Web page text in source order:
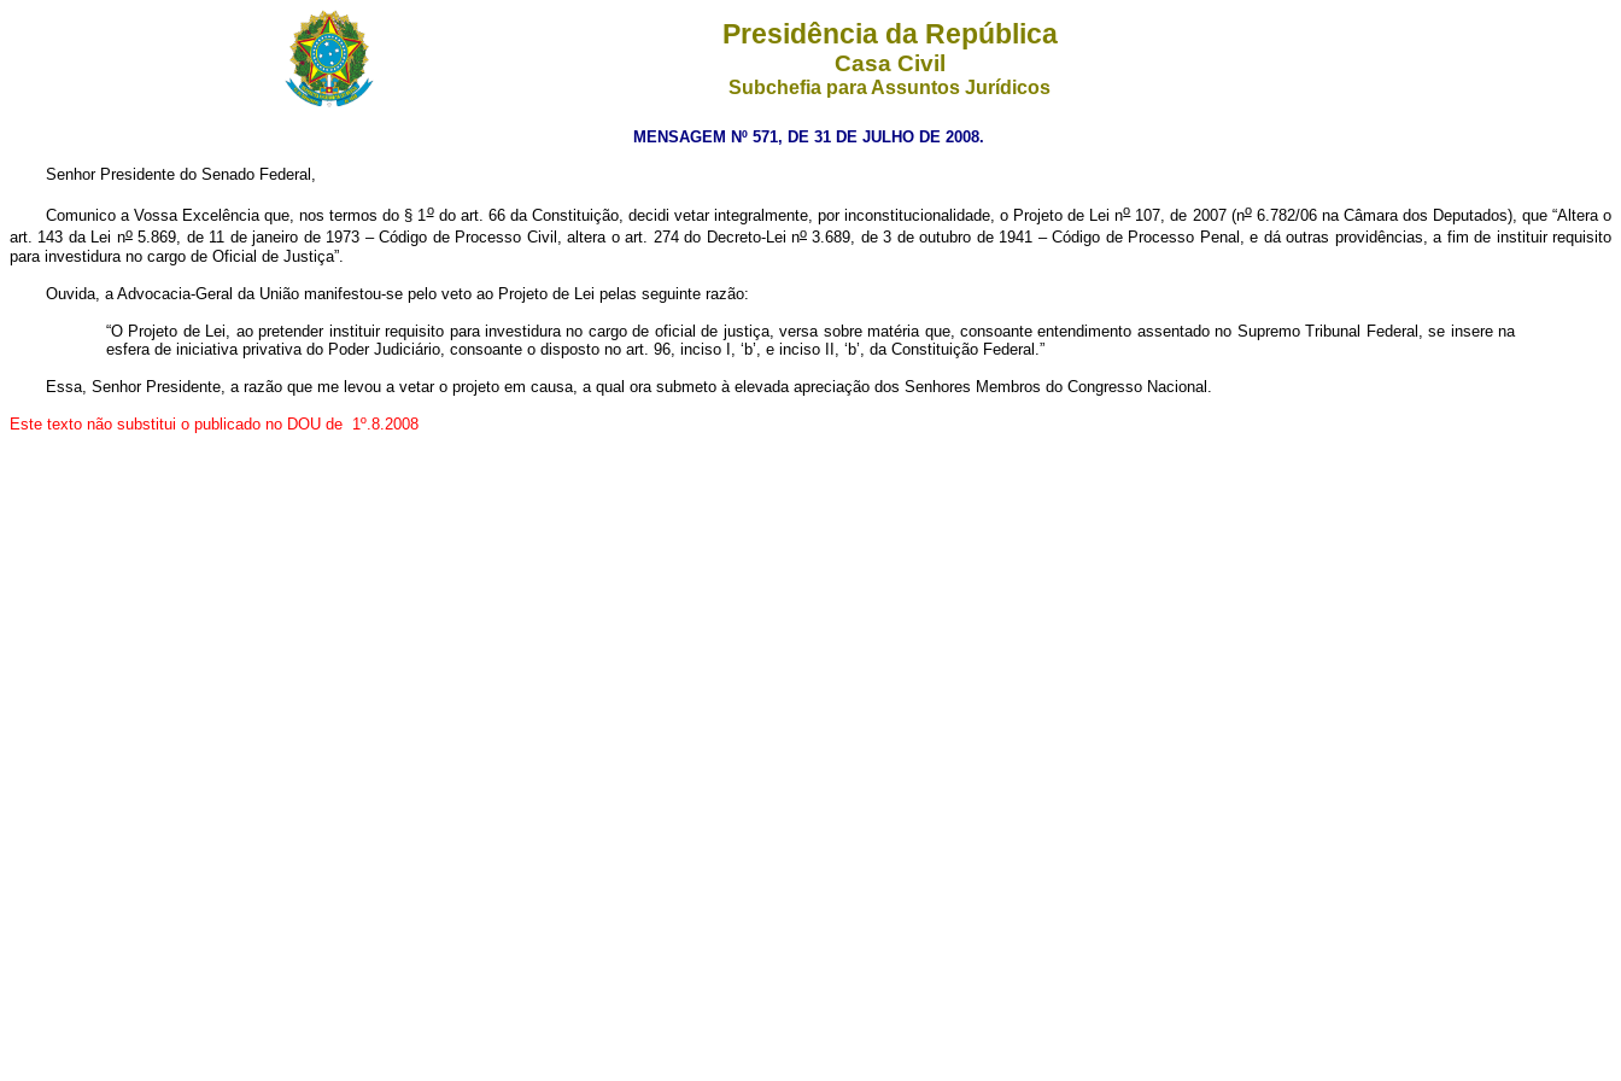
Presidência da República
Casa Civil
Subchefia para Assuntos Jurídicos
MENSAGEM Nº 571, DE 31 DE JULHO DE 2008.
Senhor Presidente do Senado Federal,
Comunico a Vossa Excelência que, nos termos do § 1odo art. 66 da Constituição, decidi vetar integralmente, por inconstitucionalidade, o Projeto de Lei no107, de 2007 (no6.782/06 na Câmara dos Deputados), que “Altera o
art. 143 da Lei no5.869, de 11 de janeiro de 1973 – Código de Processo Civil, altera o art. 274 do Decreto-Lei no 3.689, de 3 de outubro de 1941 – Código de Processo Penal, e dá outras providências, a fim de instituir requisito
para investidura no cargo de Oficial de Justiça”.
Ouvida, a Advocacia-Geral da União manifestou-se pelo veto ao Projeto de Lei pelas seguinte razão:
“O Projeto de Lei, ao pretender instituir requisito para investidura no cargo de oficial de justiça, versa sobre matéria que, consoante entendimento assentado no Supremo Tribunal Federal, se insere na
esfera de iniciativa privativa do Poder Judiciário, consoante o disposto no art. 96, inciso I, ‘b’, e inciso II, ‘b’, da Constituição Federal.”
Essa, Senhor Presidente, a razão que me levou a vetar o projeto em causa, a qual ora submeto à elevada apreciação dos Senhores Membros do Congresso Nacional.
Este texto não substitui o publicado no DOU de 1º.8.2008